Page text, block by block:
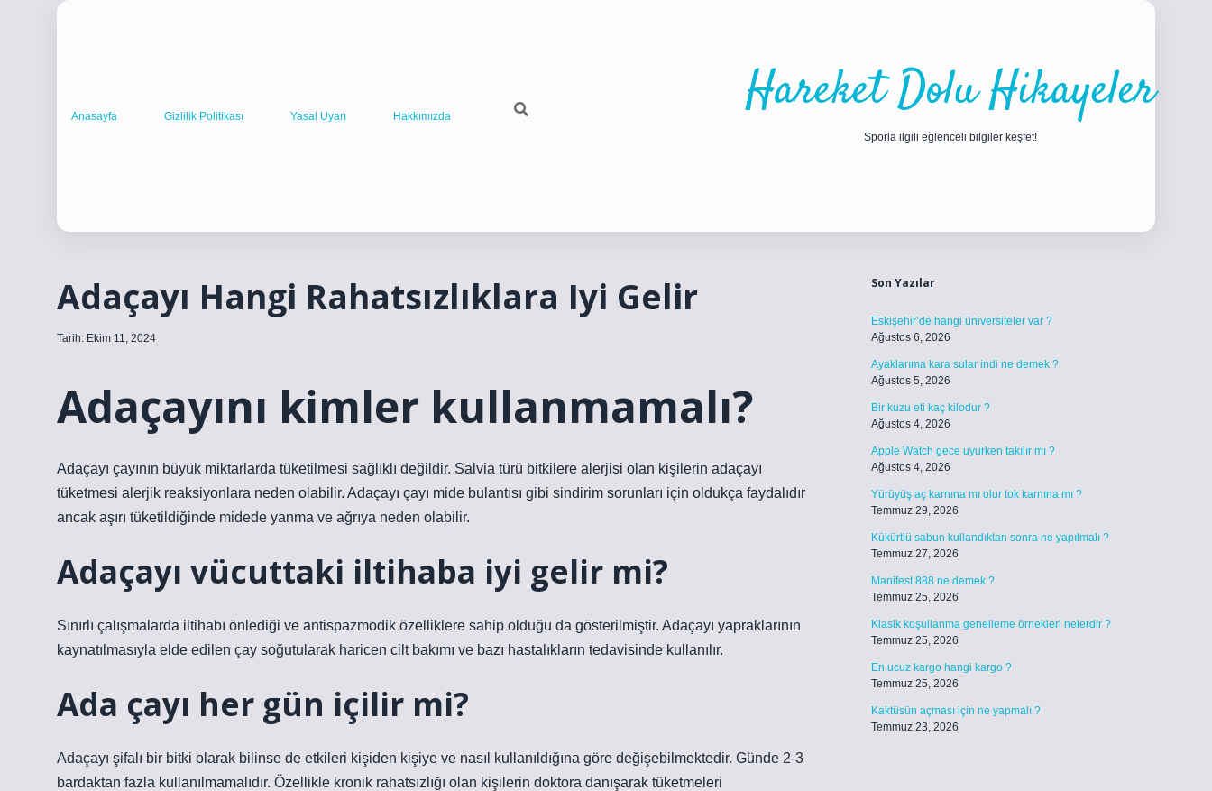
Anasayfa Gizlilik Politikası Yasal Uyarı Hakkımızda Hareket Dolu Hikayeler
Sporla ilgili eğlenceli bilgiler keşfet!
Adaçayı Hangi Rahatsızlıklara Iyi Gelir
Tarih: Ekim 11, 2024
Adaçayını kimler kullanmamalı?
Adaçayı çayının büyük miktarlarda tüketilmesi sağlıklı değildir. Salvia türü bitkilere alerjisi olan kişilerin adaçayı
tüketmesi alerjik reaksiyonlara neden olabilir. Adaçayı çayı mide bulantısı gibi sindirim sorunları için oldukça faydalıdır
ancak aşırı tüketildiğinde midede yanma ve ağrıya neden olabilir.
Adaçayı vücuttaki iltihaba iyi gelir mi?
Sınırlı çalışmalarda iltihabı önlediği ve antispazmodik özelliklere sahip olduğu da gösterilmiştir. Adaçayı yapraklarının
kaynatılmasıyla elde edilen çay soğutularak haricen cilt bakımı ve bazı hastalıkların tedavisinde kullanılır.
Ada çayı her gün içilir mi?
Adaçayı şifalı bir bitki olarak bilinse de etkileri kişiden kişiye ve nasıl kullanıldığına göre değişebilmektedir. Günde 2-3
bardaktan fazla kullanılmamalıdır. Özellikle kronik rahatsızlığı olan kişilerin doktora danışarak tüketmeleri
Son Yazılar
Eskişehir’de hangi üniversiteler var ?
Ağustos 6, 2026
Ayaklarıma kara sular indi ne demek ?
Ağustos 5, 2026
Bir kuzu eti kaç kilodur ?
Ağustos 4, 2026
Apple Watch gece uyurken takılır mı ?
Ağustos 4, 2026
Yürüyüş aç karnına mı olur tok karnına mı ?
Temmuz 29, 2026
Kükürtlü sabun kullandıktan sonra ne yapılmalı ?
Temmuz 27, 2026
Manifest 888 ne demek ?
Temmuz 25, 2026
Klasik koşullanma genelleme örnekleri nelerdir ?
Temmuz 25, 2026
En ucuz kargo hangi kargo ?
Temmuz 25, 2026
Kaktüsün açması için ne yapmalı ?
Temmuz 23, 2026